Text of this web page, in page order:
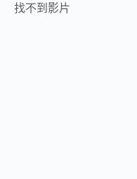
找不到影片